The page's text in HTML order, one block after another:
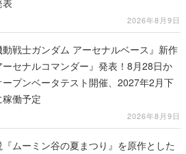
2026年8月9日
動戦士ガンダム アーセナルベース』新作
ーセナルコマンダー』発表！8月28日か
ープンベータテスト開催、2027年2月下
働予定
2026年8月9日
『ムーミン谷の夏まつり』を原作とした